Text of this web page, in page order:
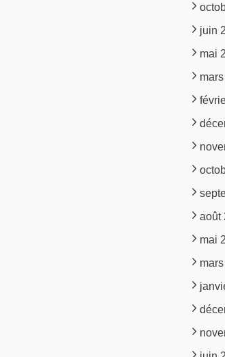
juin
mai
août
mai